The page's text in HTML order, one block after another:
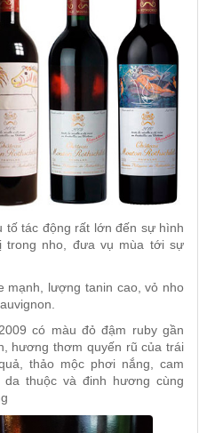
tố tác động rất lớn đến sự hình
trong nho, đưa vụ mùa tới sự
mạnh, lượng tanin cao, vỏ nho
có màu đỏ đậm ruby gần
hương thơm quyến rũ của trái
thảo mộc phơi nắng, cam
thuộc và đinh hương cùng